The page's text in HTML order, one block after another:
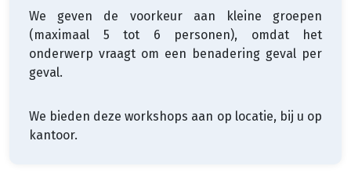
We geven de voorkeur aan kleine groepen
(maximaal 5 tot 6 personen), omdat het
onderwerp vraagt om een benadering geval per
geval.
We bieden deze workshops aan op locatie, bij u op
kantoor.